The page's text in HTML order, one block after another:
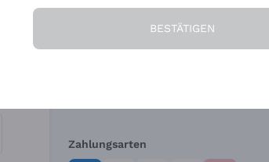
Die Firma
Zahlungsarten
BESTÄTIGEN